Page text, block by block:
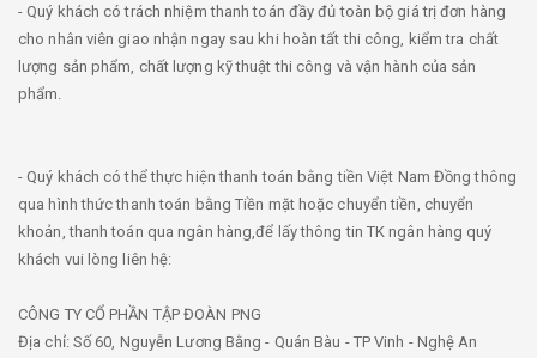
- Quý khách có trách nhiệm thanh toán đầy đủ toàn bộ giá trị đơn hàng
cho nhân viên giao nhận ngay sau khi hoàn tất thi công, kiểm tra chất
lượng sản phẩm, chất lượng kỹ thuật thi công và vận hành của sản
phẩm.
- Quý khách có thể thực hiện thanh toán bằng tiền Việt Nam Đồng thông
qua hình thức thanh toán bằng Tiền mặt hoặc chuyển tiền, chuyển
khoản, thanh toán qua ngân hàng,để lấy thông tin TK ngân hàng quý
khách vui lòng liên hệ:
CÔNG TY CỔ PHẦN TẬP ĐOÀN PNG
Địa chỉ: Số 60, Nguyễn Lương Bằng - Quán Bàu - TP Vinh - Nghệ An